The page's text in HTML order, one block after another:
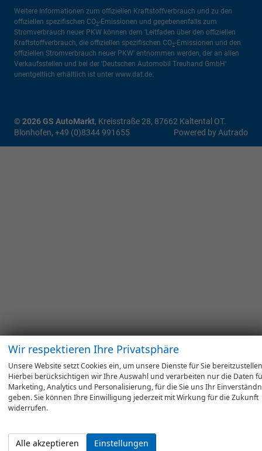
Weitere Informationen zum offiziellen Kraftstoffverbrauch und zu den
offiziellen spezifischen CO2-Emissionen und gegebenenfalls zum
Stromverbrauch neuer PKW können dem 'Leitfaden über den offiziellen
Kraftstoffverbrauch, die offiziellen spezifischen CO2-Emissionen und den
offiziellen Stromverbrauch neuer PKW' entnommen werden, der an allen
Verkaufsstellen und bei der 'Deutschen Automobil Treuhand GmbH'
unentgeltlich erhältlich ist unter www.dat.de.
© 2026GS AutoMarkt, Kreisstraße 28, 87662 Kaltental OT.
Blonhofen, +49 (0)8344 991655 Powered by Autrado
Wir respektieren Ihre Privatsphäre
Unsere Website setzt Cookies ein, um unsere Dienste für Sie
Hierbei berücksichtigen wir Ihre Auswahl und verarbeiten nur die Daten
Marketing, Analytics und Personalisierung, für die Sie uns Ihr
geben. Sie können Ihre Einwilligung jederzeit mit Wirkung für die Zukunft
widerrufen.
Alle akzeptieren Einstellungen